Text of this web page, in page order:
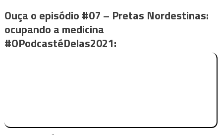
Ouça o episódio #07 – Pretas Nordestinas:
ocupando a medicina
#OPodcastéDelas2021: